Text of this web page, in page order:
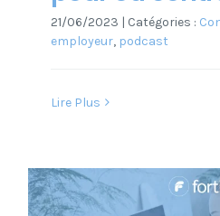
21/06/2023 | Catégories :
employeur, podcast
Lire Plus